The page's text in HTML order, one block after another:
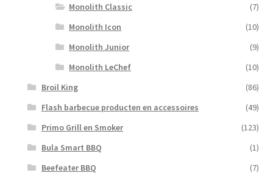
Monolith Classic
(7)
Monolith Icon
(10)
Monolith Junior
(9)
Monolith LeChef
(10)
Broil King
(86)
Flash barbecue producten en accessoires
(49)
Primo Grill en Smoker
(123)
Bula Smart BBQ
(1)
Beefeater BBQ
(7)